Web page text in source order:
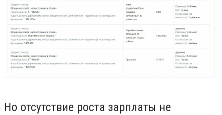
Но отсутствие роста зарплаты не